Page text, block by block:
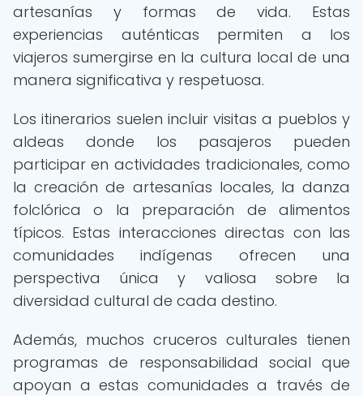
artesanías y formas de vida. Estas
experiencias auténticas permiten a los
viajeros sumergirse en la cultura local de una
manera significativa y respetuosa.
Los itinerarios suelen incluir visitas a pueblos y
aldeas donde los pasajeros pueden
participar en actividades tradicionales, como
la creación de artesanías locales, la danza
folclórica o la preparación de alimentos
típicos. Estas interacciones directas con las
comunidades indígenas ofrecen una
perspectiva única y valiosa sobre la
diversidad cultural de cada destino.
Además, muchos cruceros culturales tienen
programas de responsabilidad social que
apoyan a estas comunidades a través de